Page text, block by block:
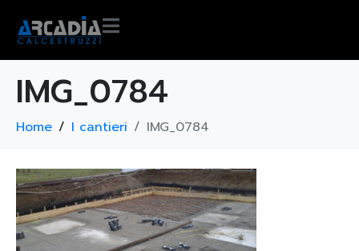
IMG_0784
Home I cantieri IMG_0784